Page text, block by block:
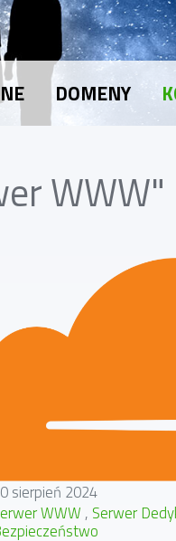
DOMENY
WWW"
sierpień 2024
WWW Serwer